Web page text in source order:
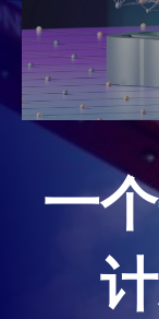
一